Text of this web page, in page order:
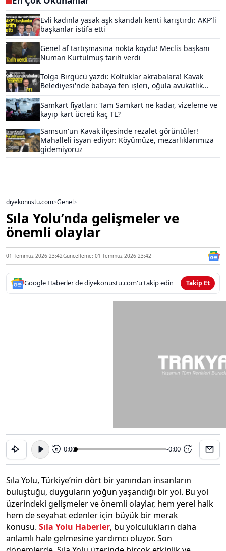
Evli kadınla yasak aşk skandalı kenti karıştırdı: AKP'li
başkanlar istifa etti
Genel af tartışmasına nokta koydu! Meclis başkanı
Numan Kurtulmuş tarih verdi
Tolga Birgücü yazdı: Koltuklar akrabalara! Kavak
Belediyesi'nde babaya fen işleri, oğula avukatlık...
Samkart fiyatları: Tam Samkart ne kadar, vizeleme ve
kayıp kart ücreti kaç TL?
Samsun'un Kavak ilçesinde rezalet görüntüler!
Mahalleli isyan ediyor: Köyümüze, mezarlıklarımıza
gidemiyoruz
diyekonustu.com>Genel>
Sıla Yolu’nda gelişmeler ve
önemli olaylar
01 Temmuz 2026 23:42Güncelleme: 01 Temmuz 2026 23:42
Google Haberler'de diyekonustu.com'u takip edin Takip Et
15 0:00 -0:00 15
Sıla Yolu, Türkiye’nin dört bir yanından insanların
buluştuğu, duyguların yoğun yaşandığı bir yol. Bu yol
üzerindeki gelişmeler ve önemli olaylar, hem yerel halk
hem de seyahat edenler için büyük bir merak
konusu. Sıla Yolu Haberler, bu yolculukların daha
anlamlı hale gelmesine yardımcı oluyor. Son